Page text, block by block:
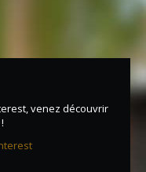
venez découvrir